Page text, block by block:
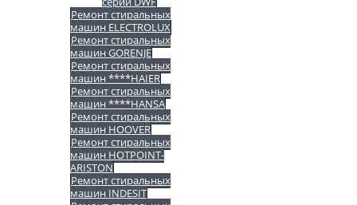
Ремонт стиральных
машин ELECTROLUX
Ремонт стиральных
машин GORENJE
Ремонт стиральных
машин ****HAIER
Ремонт стиральных
машин ****HANSA
Ремонт стиральных
машин HOOVER
Ремонт стиральных
машин HOTPOINT-
ARISTON
Ремонт стиральных
машин INDESIT